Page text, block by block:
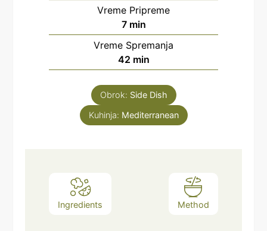
Vreme Pripreme
7minutes
min
Vreme Spremanja
42minutes
min
Obrok: Side Dish
Kuhinja: Mediterranean
Ingredients Method